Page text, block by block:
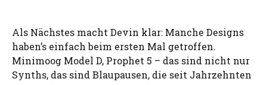
Als Nächstes macht Devin klar: Manche Designs
haben’s einfach beim ersten Mal getroffen.
Minimoog Model D, Prophet 5 – das sind nicht nur
Synths, das sind Blaupausen, die seit Jahrzehnten